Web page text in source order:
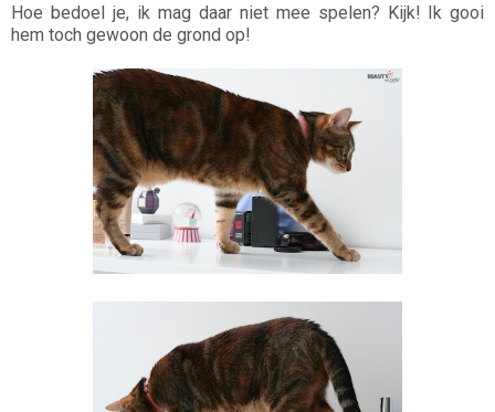
Hoe bedoel je, ik mag daar niet mee spelen? Kijk! Ik gooi
hem toch gewoon de grond op!